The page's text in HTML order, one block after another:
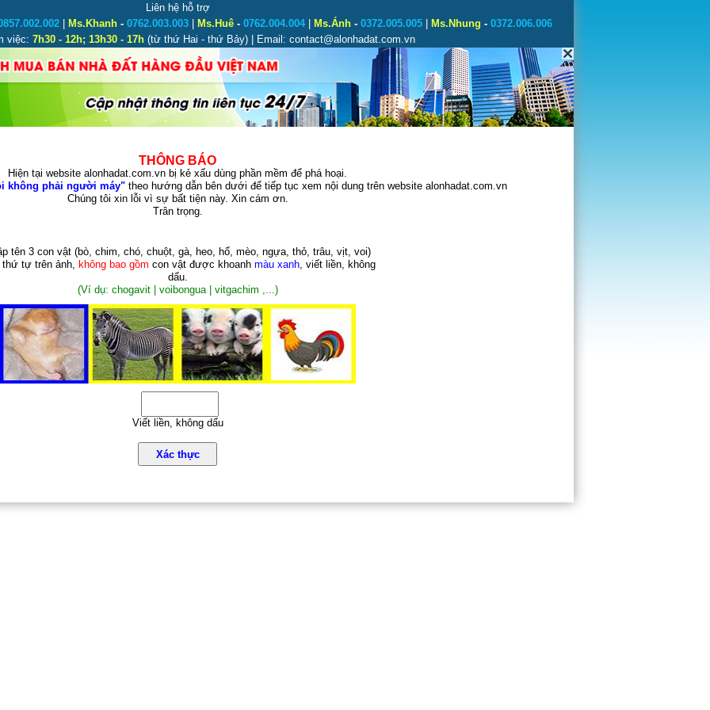
Liên hệ hỗ trợ
| Ms.Khanh- 0762.003.003| Ms.Huê- 0762.004.004| Ms.Ánh- 0372.005.005| Ms.Nhung - 0372.006.006
việc: 7h30 - 12h; 13h30 - 17h(từ thứ Hai - thứ Bảy) | Email: contact@alonhadat.com.vn
THÔNG BÁO
Hiện tại website alonhadat.com.vn bị kẻ xấu dùng phần mềm để phá hoại.
không phải người máy"theo hướng dẫn bên dưới để tiếp tục xem nội dung trên website alonhadat.com.vn
Chúng tôi xin lỗi vì sự bất tiện này. Xin cám ơn.
Trân trọng.
tên 3 con vật (bò, chim, chó, chuột, gà, heo, hổ, mèo, ngựa, thỏ, trâu, vịt, voi)
thứ tự trên ảnh, không bao gồm con vật được khoanh màu xanh, viết liền, không
dấu.
(Ví dụ: chogavit | voibongua | vitgachim ,...)
Viết liền, không dấu
Xác thực